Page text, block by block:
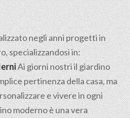
negli anni progetti in
specializzandosi in:
Ai giorni nostri il giardino
pertinenza della casa, ma
e vivere in ogni
moderno è una vera